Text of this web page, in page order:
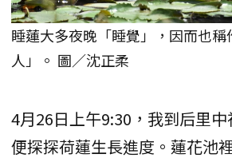
睡蓮大多夜晚「睡覺」，因而也稱
人」。 圖／沈正柔
4月26日上午9:30，我到后里
便探探荷蓮生長進度。蓮花池